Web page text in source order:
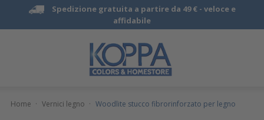
Spedizione gratuita a partire da 49 € - veloce e
affidabile
Home · Vernici legno · Woodlite stucco fibrorinforzato per legno